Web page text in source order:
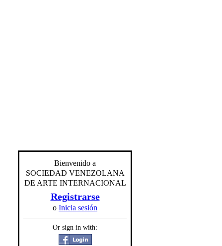
Bienvenido a
SOCIEDAD VENEZOLANA
DE ARTE INTERNACIONAL
Registrarse
o Inicia sesión
Or sign in with: